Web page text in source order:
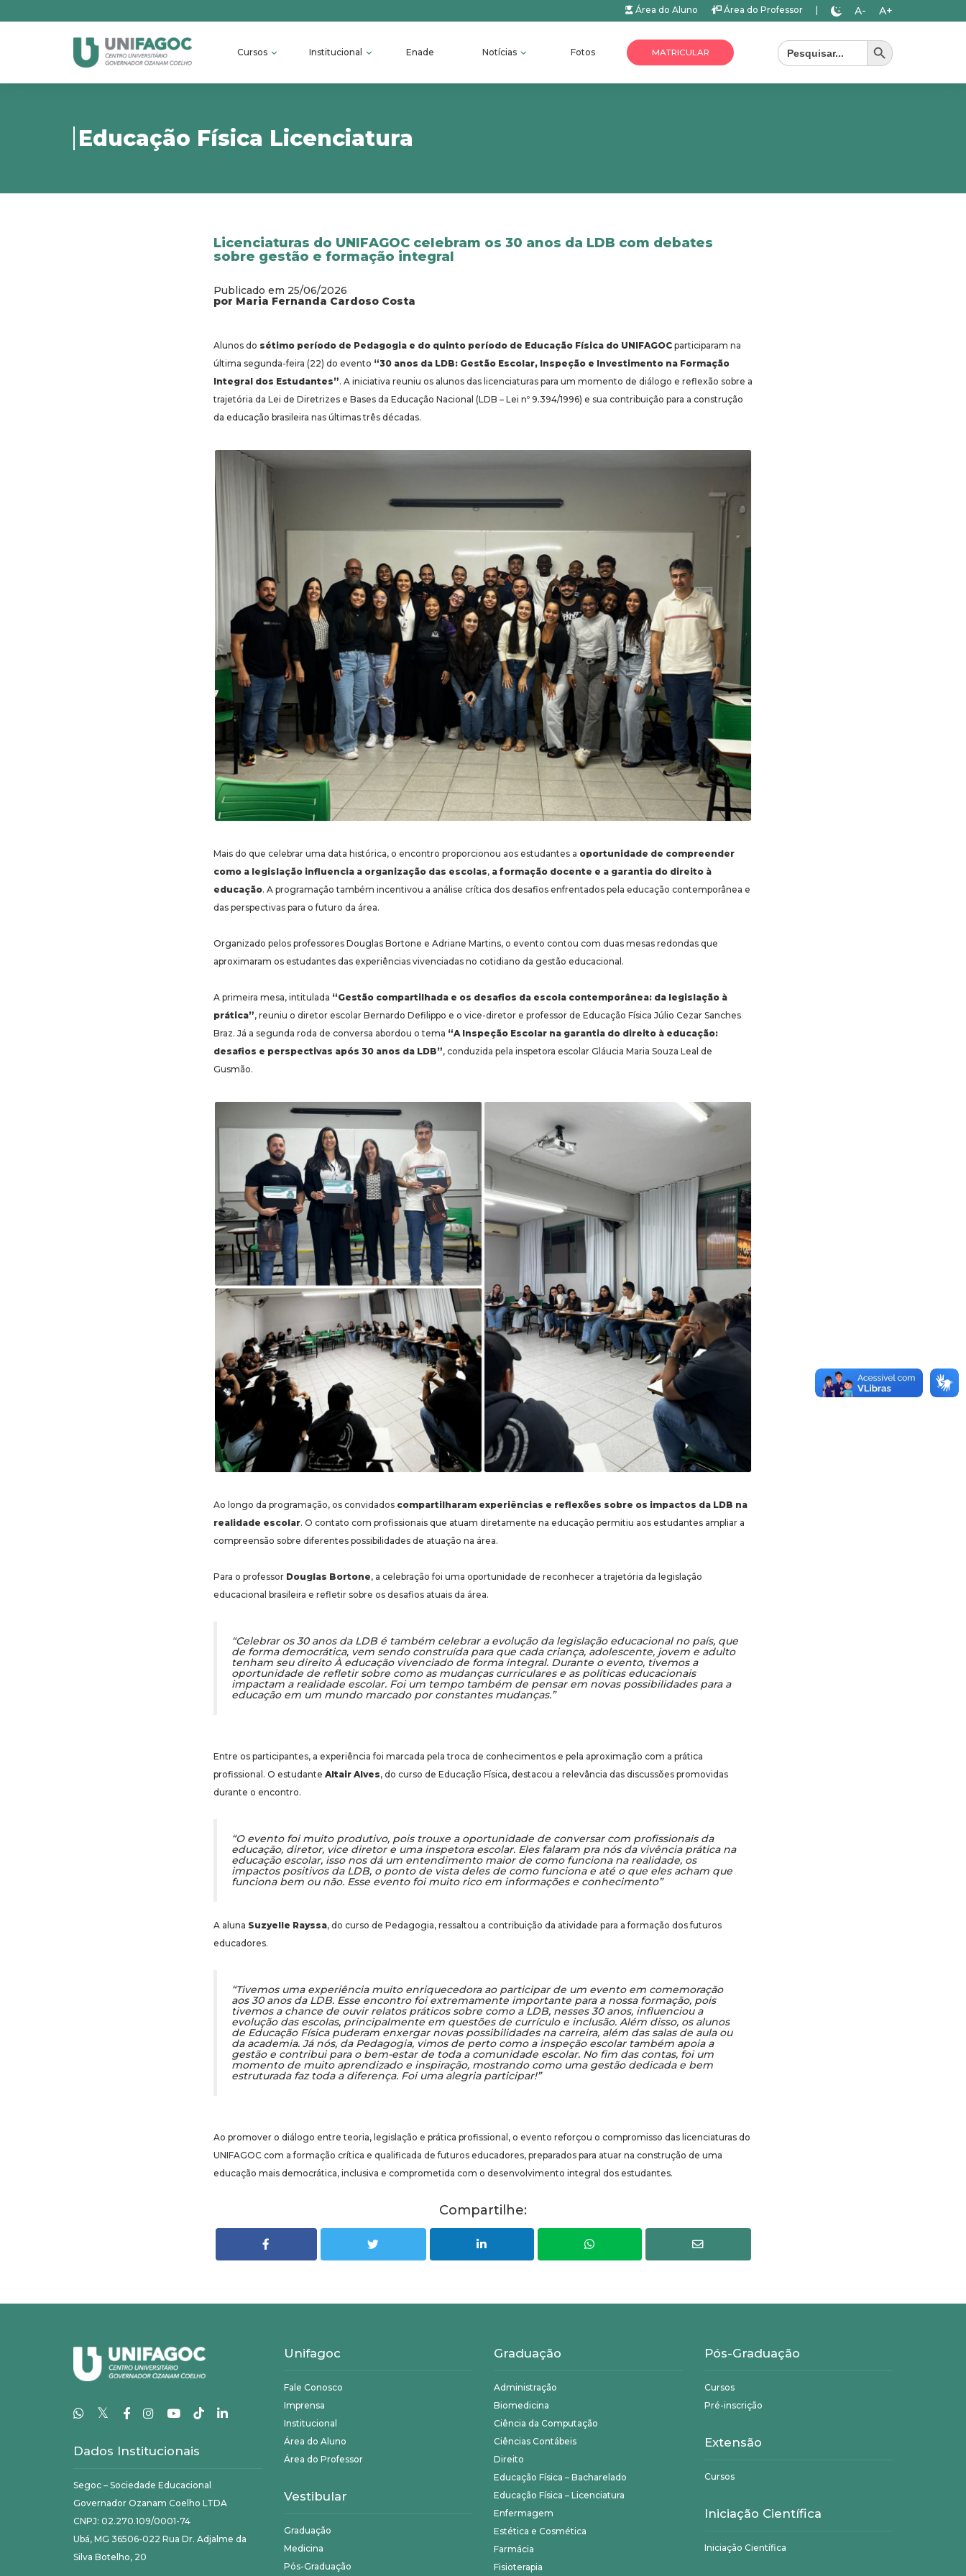
Área do Aluno Área do Professor A- A+
Cursos Institucional Enade Notícias Fotos MATRICULAR
Search
for:
Search Button
Educação Física Licenciatura
Licenciaturas do UNIFAGOC celebram os 30 anos da LDB com debates
sobre gestão e formação integral
Publicado em 25/06/2026
por Maria Fernanda Cardoso Costa
Alunos do sétimo período de Pedagogia e do quinto período de Educação Física do UNIFAGOC participaram na
última segunda-feira (22) do evento “30 anos da LDB: Gestão Escolar, Inspeção e Investimento na Formação
Integral dos Estudantes”. A iniciativa reuniu os alunos das licenciaturas para um momento de diálogo e reflexão sobre a
trajetória da Lei de Diretrizes e Bases da Educação Nacional (LDB – Lei nº 9.394/1996) e sua contribuição para a construção
da educação brasileira nas últimas três décadas.
Mais do que celebrar uma data histórica, o encontro proporcionou aos estudantes a oportunidade de compreender
como a legislação influencia a organização das escolas, a formação docente e a garantia do direito à
educação. A programação também incentivou a análise crítica dos desafios enfrentados pela educação contemporânea e
das perspectivas para o futuro da área.
Organizado pelos professores Douglas Bortone e Adriane Martins, o evento contou com duas mesas redondas que
aproximaram os estudantes das experiências vivenciadas no cotidiano da gestão educacional.
A primeira mesa, intitulada “Gestão compartilhada e os desafios da escola contemporânea: da legislação à
prática”, reuniu o diretor escolar Bernardo Defilippo e o vice-diretor e professor de Educação Física Júlio Cezar Sanches
Braz. Já a segunda roda de conversa abordou o tema “A Inspeção Escolar na garantia do direito à educação:
desafios e perspectivas após 30 anos da LDB”, conduzida pela inspetora escolar Gláucia Maria Souza Leal de
Gusmão.
Ao longo da programação, os convidados compartilharam experiências e reflexões sobre os impactos da LDB na
realidade escolar. O contato com profissionais que atuam diretamente na educação permitiu aos estudantes ampliar a
compreensão sobre diferentes possibilidades de atuação na área.
Para o professor Douglas Bortone, a celebração foi uma oportunidade de reconhecer a trajetória da legislação
educacional brasileira e refletir sobre os desafios atuais da área.
“Celebrar os 30 anos da LDB é também celebrar a evolução da legislação educacional no país, que
de forma democrática, vem sendo construída para que cada criança, adolescente, jovem e adulto
tenham seu direito À educação vivenciado de forma integral. Durante o evento, tivemos a
oportunidade de refletir sobre como as mudanças curriculares e as políticas educacionais
impactam a realidade escolar. Foi um tempo também de pensar em novas possibilidades para a
educação em um mundo marcado por constantes mudanças.”
Entre os participantes, a experiência foi marcada pela troca de conhecimentos e pela aproximação com a prática
profissional. O estudante Altair Alves, do curso de Educação Física, destacou a relevância das discussões promovidas
durante o encontro.
“O evento foi muito produtivo, pois trouxe a oportunidade de conversar com profissionais da
educação, diretor, vice diretor e uma inspetora escolar. Eles falaram pra nós da vivência prática na
educação escolar, isso nos dá um entendimento maior de como funciona na realidade, os
impactos positivos da LDB, o ponto de vista deles de como funciona e até o que eles acham que
funciona bem ou não. Esse evento foi muito rico em informações e conhecimento”
A aluna Suzyelle Rayssa, do curso de Pedagogia, ressaltou a contribuição da atividade para a formação dos futuros
educadores.
“Tivemos uma experiência muito enriquecedora ao participar de um evento em comemoração
aos 30 anos da LDB. Esse encontro foi extremamente importante para a nossa formação, pois
tivemos a chance de ouvir relatos práticos sobre como a LDB, nesses 30 anos, influenciou a
evolução das escolas, principalmente em questões de currículo e inclusão. Além disso, os alunos
de Educação Física puderam enxergar novas possibilidades na carreira, além das salas de aula ou
da academia. Já nós, da Pedagogia, vimos de perto como a inspeção escolar também apoia a
gestão e contribui para o bem-estar de toda a comunidade escolar. No fim das contas, foi um
momento de muito aprendizado e inspiração, mostrando como uma gestão dedicada e bem
estruturada faz toda a diferença. Foi uma alegria participar!”
Ao promover o diálogo entre teoria, legislação e prática profissional, o evento reforçou o compromisso das licenciaturas do
UNIFAGOC com a formação crítica e qualificada de futuros educadores, preparados para atuar na construção de uma
educação mais democrática, inclusiva e comprometida com o desenvolvimento integral dos estudantes.
Compartilhe:
𝕏
Dados Institucionais
Segoc – Sociedade Educacional
Governador Ozanam Coelho LTDA
CNPJ: 02.270.109/0001-74
Ubá, MG 36506-022 Rua Dr. Adjalme da
Silva Botelho, 20
Unifagoc
Fale Conosco
Imprensa
Institucional
Área do Aluno
Área do Professor
Vestibular
Graduação
Medicina
Pós-Graduação
Graduação
Administração
Biomedicina
Ciência da Computação
Ciências Contábeis
Direito
Educação Física – Bacharelado
Educação Física – Licenciatura
Enfermagem
Estética e Cosmética
Farmácia
Fisioterapia
Pós-Graduação
Cursos
Pré-inscrição
Extensão
Cursos
Iniciação Científica
Iniciação Científica